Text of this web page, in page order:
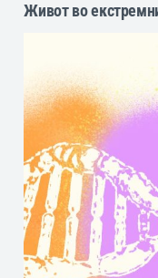
Живот во